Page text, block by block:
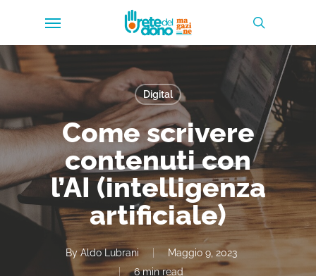
main
content
search
Digital
Come scrivere
contenuti con
l’AI (intelligenza
artificiale)
By Aldo Lubrani
Maggio 9, 2023
6 min read